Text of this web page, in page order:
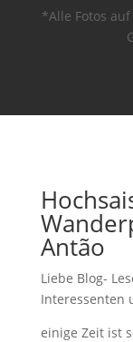
*Alle Fotos
Antão
Liebe Blog-
Interessenten
einige Zeit ist